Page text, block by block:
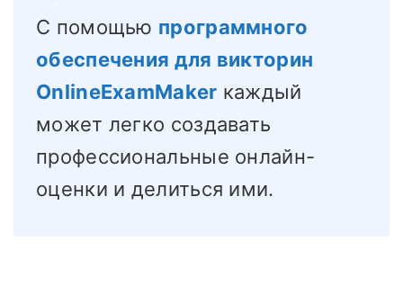
С помощью программного
обеспечения для викторин
OnlineExamMaker каждый
может легко создавать
профессиональные онлайн-
оценки и делиться ими.